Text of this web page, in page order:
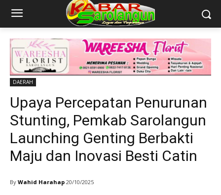
DAERAH
Upaya Percepatan Penurunan
Stunting, Pemkab Sarolangun
Launching Genting Berbakti
Maju dan Inovasi Besti Catin
By Wahid Harahap 20/10/2025